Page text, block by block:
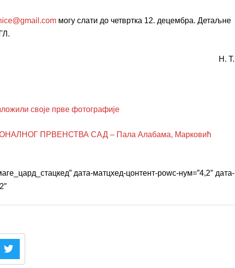
могу слати до четвртка 12. децембра. Детаљне
Н. Т.
своје прве фотографије
ПРВЕНСТВА САД – Пала Алабама, Марковић
дата-матцхед-цонтент-роwс-нум=”4,2″ дата-